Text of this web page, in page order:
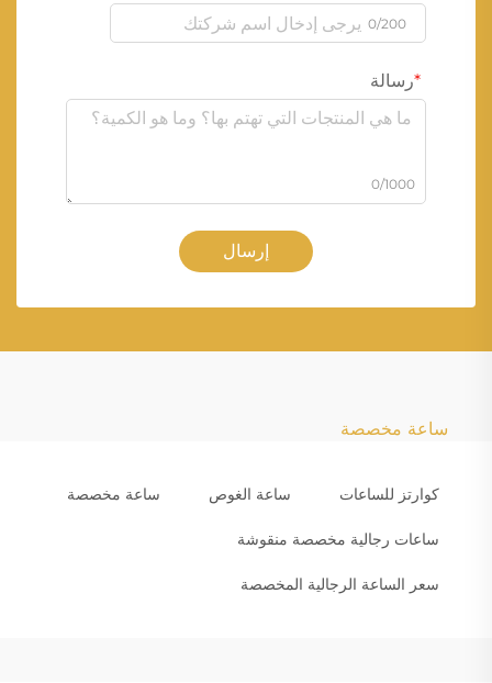
0/200
رسالة
0/1000
إرسال
ساعة مخصصة
كوارتز للساعات ساعة الغوص ساعة مخصصة
ساعات رجالية مخصصة منقوشة
سعر الساعة الرجالية المخصصة